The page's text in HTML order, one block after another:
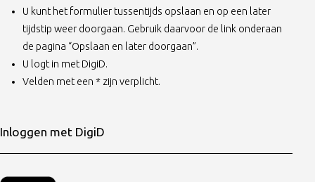
U kunt het formulier tussentijds opslaan en op een later
tijdstip weer doorgaan. Gebruik daarvoor de link onderaan
de pagina “Opslaan en later doorgaan”.
U logt in met DigiD.
Velden met een * zijn verplicht.
Inloggen met DigiD